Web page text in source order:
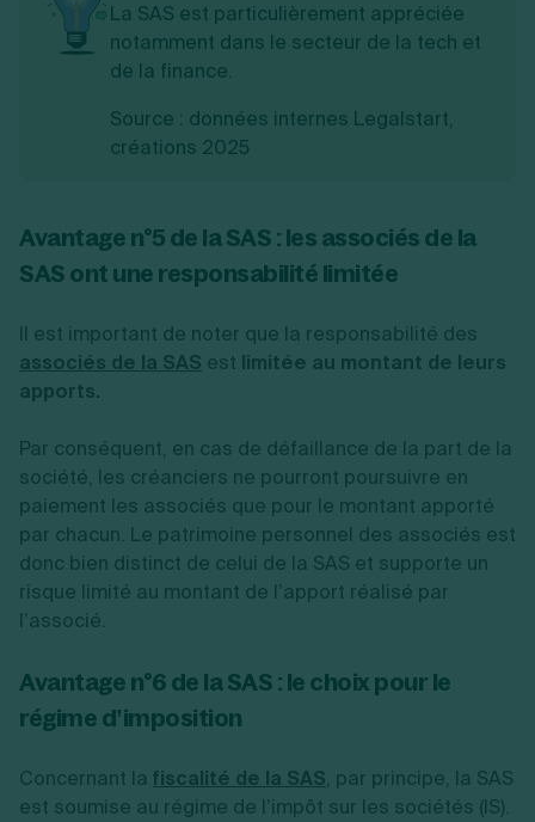
La SAS est particulièrement appréciée
notamment dans le secteur de la tech et
de la finance.
Source : données internes Legalstart,
créations 2025
Avantage n°5 de la SAS : les associés de la
SAS ont une responsabilité limitée
Il est important de noter que la responsabilité des
associés de la SAS est limitée au montant de leurs
apports.
Par conséquent, en cas de défaillance de la part de la
société, les créanciers ne pourront poursuivre en
paiement les associés que pour le montant apporté
par chacun. Le patrimoine personnel des associés est
donc bien distinct de celui de la SAS et supporte un
risque limité au montant de l’apport réalisé par
l’associé.
Avantage n°6 de la SAS : le choix pour le
régime d’imposition
Concernant la fiscalité de la SAS, par principe, la SAS
est soumise au régime de l’impôt sur les sociétés (IS).